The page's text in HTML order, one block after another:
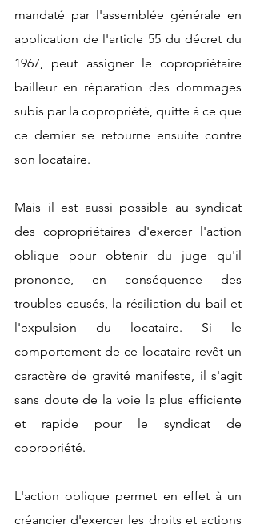
mandaté par l'assemblée générale en
application de l'article 55 du décret du
1967, peut assigner le copropriétaire
bailleur en réparation des dommages
subis par la copropriété, quitte à ce que
ce dernier se retourne ensuite contre
son locataire.
Mais il est aussi possible au syndicat
des copropriétaires d'exercer l'action
oblique pour obtenir du juge qu'il
prononce, en conséquence des
troubles causés, la résiliation du bail et
l'expulsion du locataire. Si le
comportement de ce locataire revêt un
caractère de gravité manifeste, il s'agit
sans doute de la voie la plus efficiente
et rapide pour le syndicat de
copropriété.
L'action oblique permet en effet à un
créancier d'exercer les droits et actions